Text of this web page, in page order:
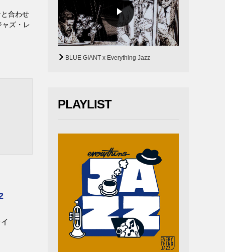
合わせ
ズ・レ
BLUE GIANT x Everything Jazz
PLAYLIST